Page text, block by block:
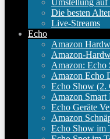
Umstellung
Die besten
Live-Streams
Echo
Amazon
Amazon-
Amazon: Echo
Amazon Echo
Echo Show (2.
Amazon Smart
Echo Geräte
Amazon
Echo Show im